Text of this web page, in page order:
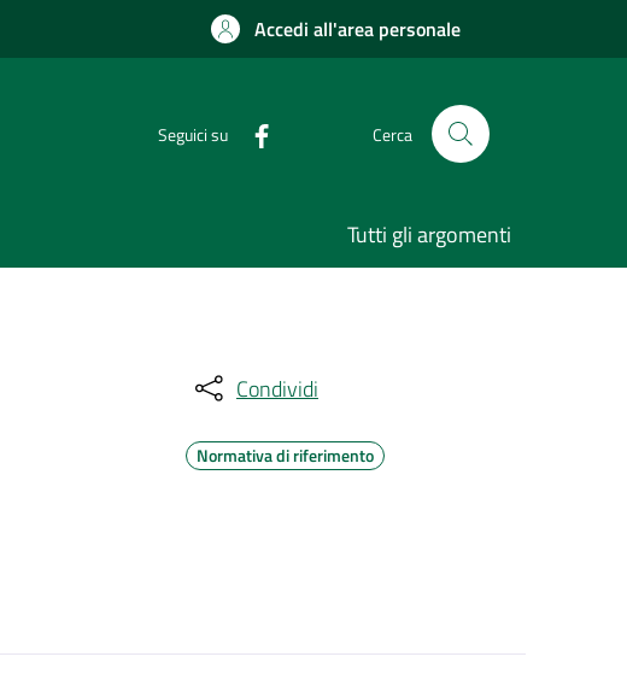
Accedi all'area personale
Seguici su Cerca
Tutti gli argomenti
Condividi
Normativa di riferimento